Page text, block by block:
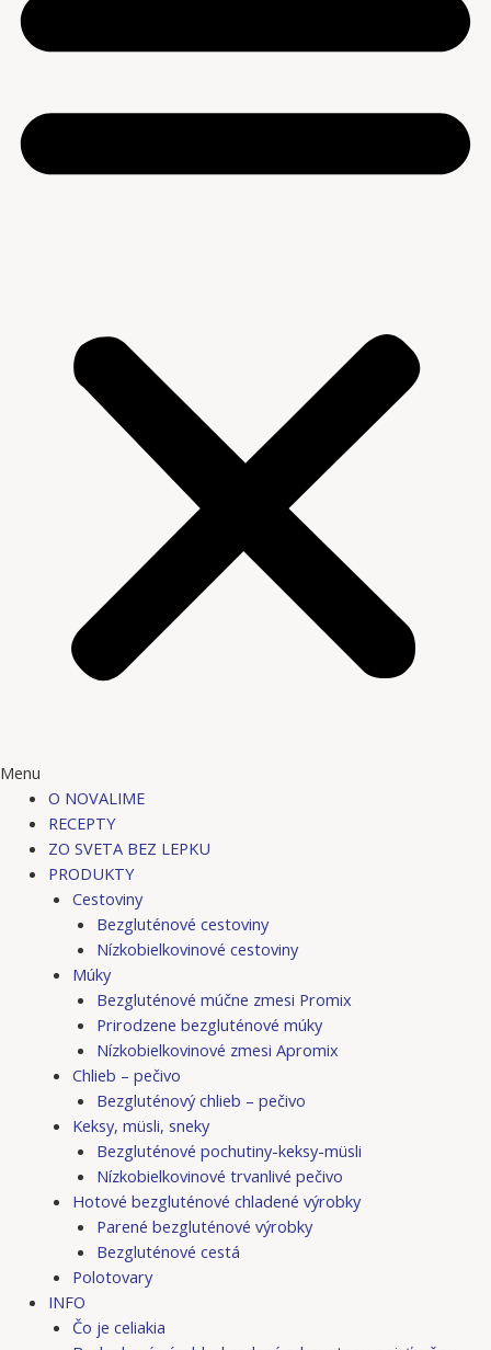
Menu
O NOVALIME
RECEPTY
ZO SVETA BEZ LEPKU
PRODUKTY
Cestoviny
Bezgluténové cestoviny
Nízkobielkovinové cestoviny
Múky
Bezgluténové múčne zmesi Promix
Prirodzene bezgluténové múky
Nízkobielkovinové zmesi Apromix
Chlieb – pečivo
Bezgluténový chlieb – pečivo
Keksy, müsli, sneky
Bezgluténové pochutiny-keksy-müsli
Nízkobielkovinové trvanlivé pečivo
Hotové bezgluténové chladené výrobky
Parené bezgluténové výrobky
Bezgluténové cestá
Polotovary
INFO
Čo je celiakia